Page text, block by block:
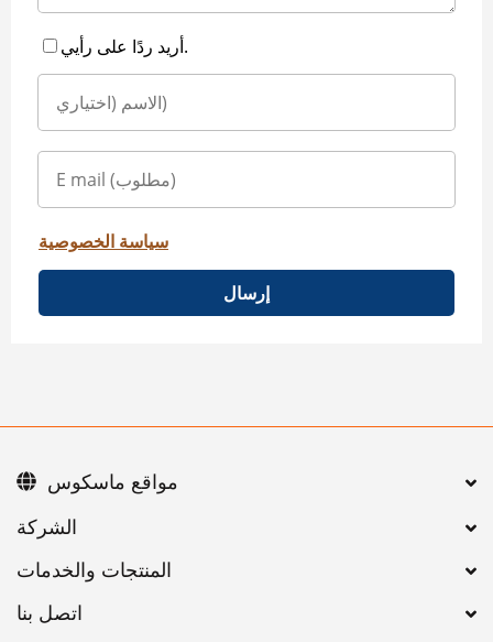
أريد ردًا على رأيي.
سياسة الخصوصية
إرسال
اتصل بنا
مواقع ماسكوس